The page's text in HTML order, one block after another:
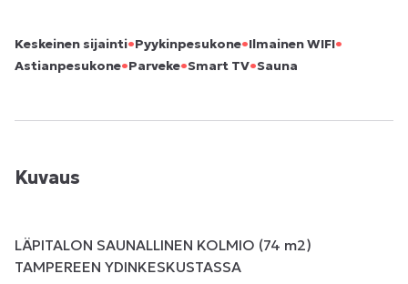
Keskeinen sijainti•Pyykinpesukone•Ilmainen WIFI•
Astianpesukone•Parveke•Smart TV•Sauna
Kuvaus
LÄPITALON SAUNALLINEN KOLMIO (74 m2)
TAMPEREEN YDINKESKUSTASSA